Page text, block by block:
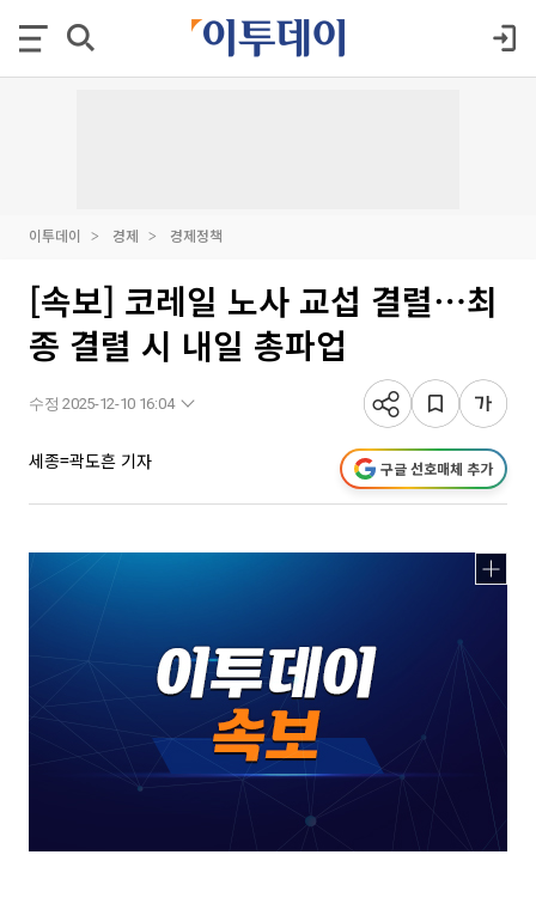
이투데이 경제 경제정책
[속보] 코레일 노사 교섭 결렬⋯최
종 결렬 시 내일 총파업
수정 2025-12-10 16:04
세종=곽도흔 기자 구글 선호매체 추가